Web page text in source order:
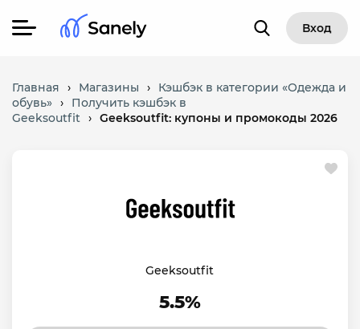
Вход
Главная › Магазины ›
Кэшбэк в категории «Одежда и
обувь» ›
Получить кэшбэк в
Geeksoutfit › Geeksoutfit: купоны и промокоды 2026
Geeksoutfit
5.5%